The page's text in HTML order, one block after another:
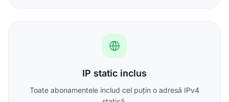
IP static inclus
Toate abonamentele includ cel puțin o adresă IPv4